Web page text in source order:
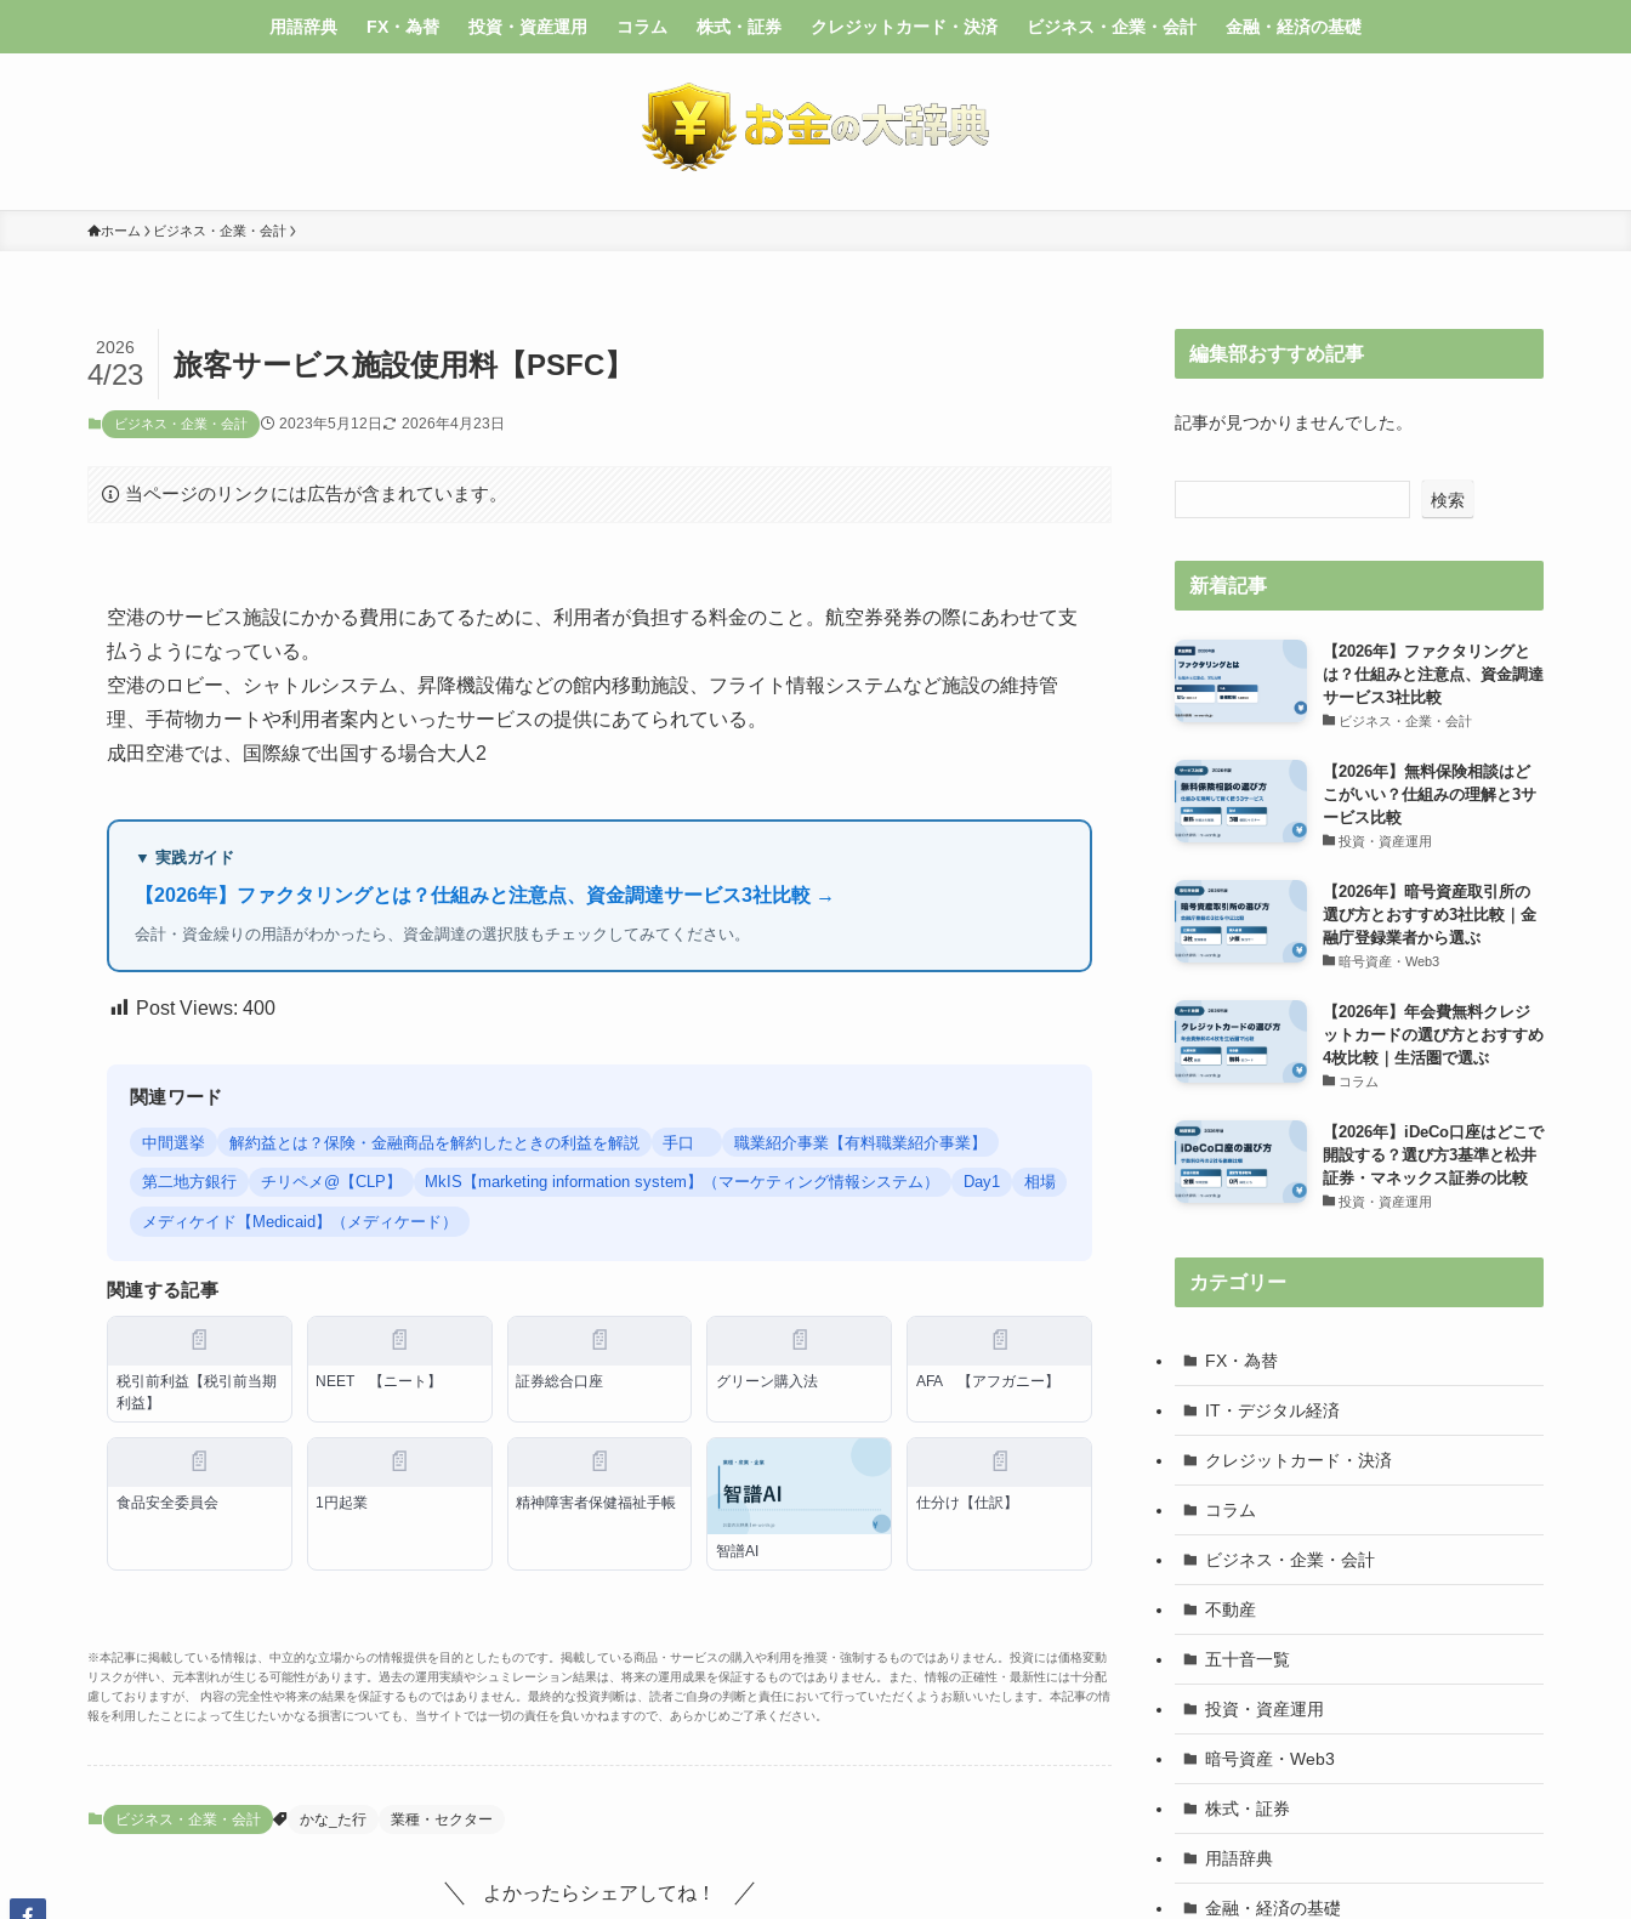
用語辞典 FX・為替 投資・資産運用 コラム 株式・証券 クレジットカード・決済 ビジネス・企業・会計 金融・経済の基礎
ホーム ビジネス・企業・会計
旅客サービス施設使用料【PSFC】
2026
4/23
ビジネス・企業・会計 2023年5月12日 2026年4月23日
当ページのリンクには広告が含まれています。
空港のサービス施設にかかる費用にあてるために、利用者が負担する料金のこと。航空券発券の際にあわせて支
払うようになっている。
空港のロビー、シャトルシステム、昇降機設備などの館内移動施設、フライト情報システムなど施設の維持管
理、手荷物カートや利用者案内といったサービスの提供にあてられている。
成田空港では、国際線で出国する場合大人2
▼ 実践ガイド
【2026年】ファクタリングとは？仕組みと注意点、資金調達サービス3社比較 →
会計・資金繰りの用語がわかったら、資金調達の選択肢もチェックしてみてください。
Post Views: 400
関連ワード
中間選挙 解約益とは？保険・金融商品を解約したときの利益を解説 手口 職業紹介事業【有料職業紹介事業】
第二地方銀行 チリペメ@【CLP】 MkIS【marketing information system】（マーケティング情報システム） Day1 相場
メディケイド【Medicaid】（メディケード）
関連する記事
📄
税引前利益【税引前当期
利益】
📄
NEET 【ニート】
📄
証券総合口座
📄
グリーン購入法
📄
AFA 【アフガニー】
📄
食品安全委員会
📄
1円起業
📄
精神障害者保健福祉手帳
智譜AI
📄
仕分け【仕訳】
※本記事に掲載している情報は、中立的な立場からの情報提供を目的としたものです。掲載している商品・サービスの購入や利用を推奨・強制するものではありません。投資には価格変動
リスクが伴い、元本割れが生じる可能性があります。過去の運用実績やシュミレーション結果は、将来の運用成果を保証するものではありません。また、情報の正確性・最新性には十分配
慮しておりますが、 内容の完全性や将来の結果を保証するものではありません。最終的な投資判断は、読者ご自身の判断と責任において行っていただくようお願いいたします。本記事の情
報を利用したことによって生じたいかなる損害についても、当サイトでは一切の責任を負いかねますので、あらかじめご了承ください。
ビジネス・企業・会計 かな_た行 業種・セクター
よかったらシェアしてね！
編集部おすすめ記事
記事が見つかりませんでした。
検索
新着記事
【2026年】ファクタリングと
は？仕組みと注意点、資金調達
サービス3社比較
ビジネス・企業・会計
【2026年】無料保険相談はど
こがいい？仕組みの理解と3サ
ービス比較
投資・資産運用
【2026年】暗号資産取引所の
選び方とおすすめ3社比較｜金
融庁登録業者から選ぶ
暗号資産・Web3
【2026年】年会費無料クレジ
ットカードの選び方とおすすめ
4枚比較｜生活圏で選ぶ
コラム
【2026年】iDeCo口座はどこで
開設する？選び方3基準と松井
証券・マネックス証券の比較
投資・資産運用
カテゴリー
FX・為替
IT・デジタル経済
クレジットカード・決済
コラム
ビジネス・企業・会計
不動産
五十音一覧
投資・資産運用
暗号資産・Web3
株式・証券
用語辞典
金融・経済の基礎